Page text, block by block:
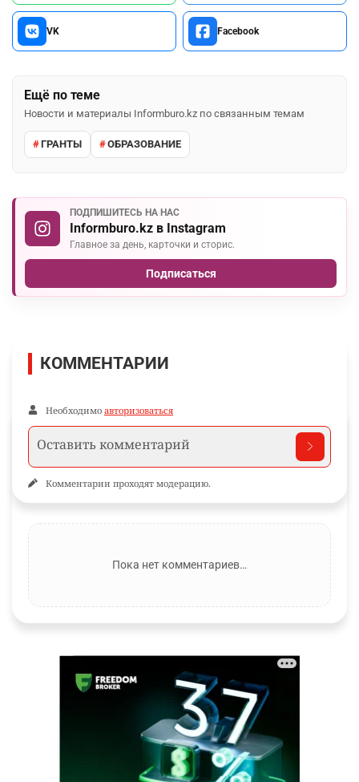
VK Facebook
Ещё по теме
Новости и материалы Informburo.kz по связанным темам
ГРАНТЫ ОБРАЗОВАНИЕ
ПОДПИШИТЕСЬ НА НАС
Informburo.kz в Instagram
Главное за день, карточки и сторис.
Подписаться
КОММЕНТАРИИ
Необходимо авторизоваться
Комментарии проходят модерацию.
Пока нет комментариев…